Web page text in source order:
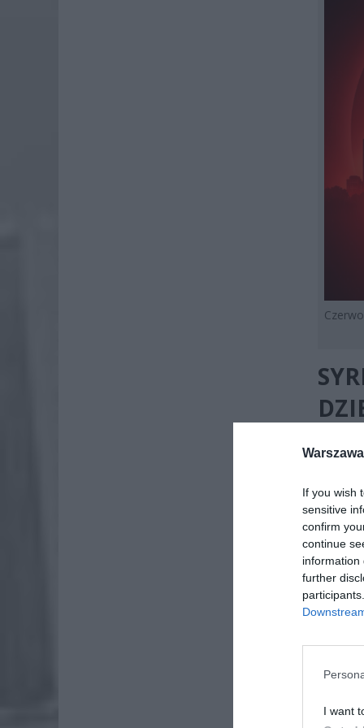
If you wish
sensitive
confirm
continue
information
further
I want